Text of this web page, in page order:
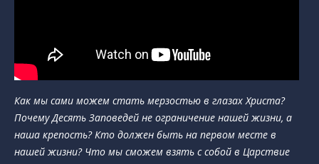
Как мы сами можем стать мерзостью в глазах Христа?
Почему Десять Заповедей не ограничение нашей жизни, а
наша крепость? Кто должен быть на первом месте в
нашей жизни? Что мы сможем взять с собой в Царствие